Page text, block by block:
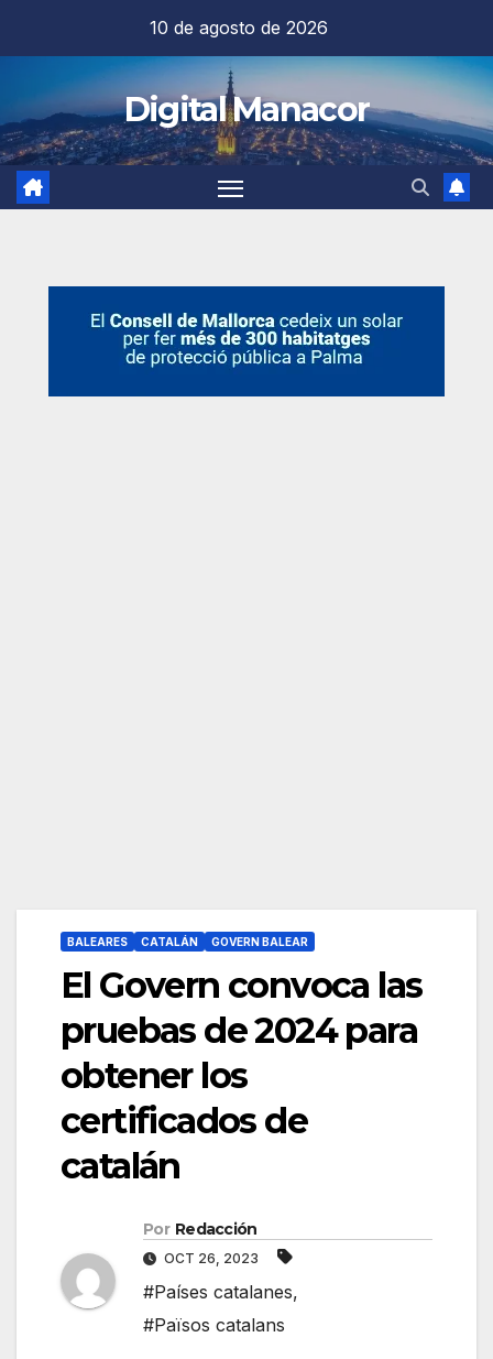
contenido
10 de agosto de 2026
Digital Manacor
BALEARES CATALÁN GOVERN BALEAR
El Govern convoca las
pruebas de 2024 para
obtener los
certificados de
catalán
Por Redacción
OCT 26, 2023
#Países catalanes,
#Països catalans